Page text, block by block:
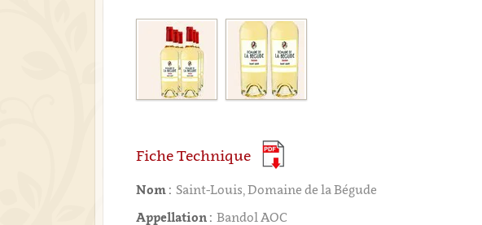
Fiche Technique
Nom : Saint-Louis, Domaine de la Bégude
Appellation : Bandol AOC